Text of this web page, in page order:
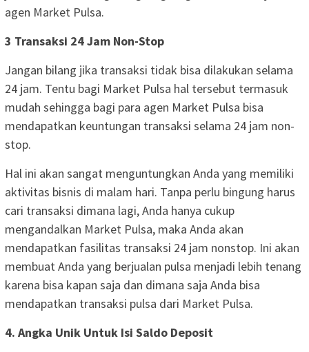
agen Market Pulsa.
3 Transaksi 24 Jam Non-Stop
Jangan bilang jika transaksi tidak bisa dilakukan selama
24 jam. Tentu bagi Market Pulsa hal tersebut termasuk
mudah sehingga bagi para agen Market Pulsa bisa
mendapatkan keuntungan transaksi selama 24 jam non-
stop.
Hal ini akan sangat menguntungkan Anda yang memiliki
aktivitas bisnis di malam hari. Tanpa perlu bingung harus
cari transaksi dimana lagi, Anda hanya cukup
mengandalkan Market Pulsa, maka Anda akan
mendapatkan fasilitas transaksi 24 jam nonstop. Ini akan
membuat Anda yang berjualan pulsa menjadi lebih tenang
karena bisa kapan saja dan dimana saja Anda bisa
mendapatkan transaksi pulsa dari Market Pulsa.
4. Angka Unik Untuk Isi Saldo Deposit